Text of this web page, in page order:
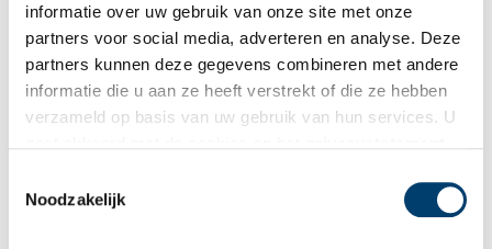
informatie over uw gebruik van onze site met onze
partners voor social media, adverteren en analyse. Deze
partners kunnen deze gegevens combineren met andere
informatie die u aan ze heeft verstrekt of die ze hebben
verzameld op basis van uw gebruik van hun services. U
Noodzakelijk